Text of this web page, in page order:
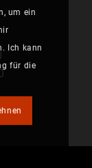
um ein
Ich kann
für die